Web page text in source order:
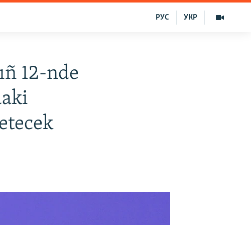
УКР
РУС
12-nde